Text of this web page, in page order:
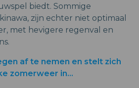
biedt. Sommige
zijn echter niet optimaal
met hevigere regenval en
af te nemen en stelt zich
zomerweer in...